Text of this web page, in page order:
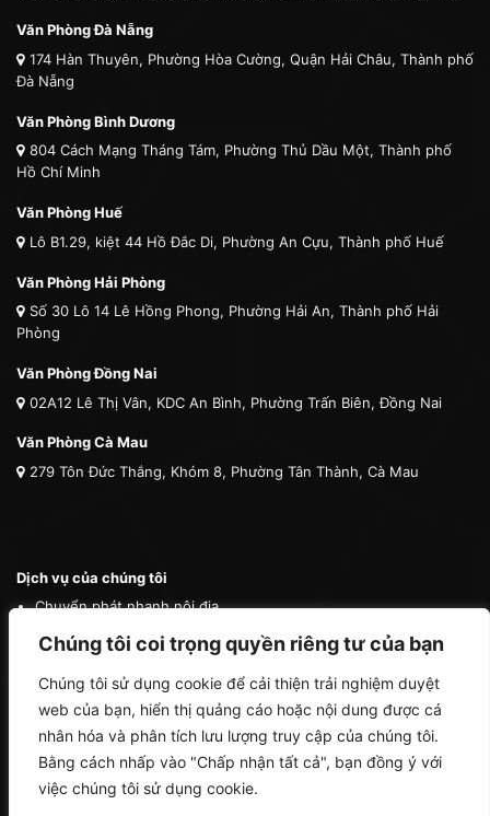
Chúng tôi coi trọng quyền riêng tư của bạn
Chúng tôi sử dụng cookie để cải thiện trải nghiệm duyệt
web của bạn, hiển thị quảng cáo hoặc nội dung được cá
nhân hóa và phân tích lưu lượng truy cập của chúng tôi.
Bằng cách nhấp vào "Chấp nhận tất cả", bạn đồng ý với
việc chúng tôi sử dụng cookie.
Văn Phòng Đà Nẵng
174 Hàn Thuyên, Phường Hòa Cường, Quận Hải Châu, Thành phố
Đà Nẵng
Văn Phòng Bình Dương
804 Cách Mạng Tháng Tám, Phường Thủ Dầu Một, Thành phố
Hồ Chí Minh
Văn Phòng Huế
Lô B1.29, kiệt 44 Hồ Đắc Di, Phường An Cựu, Thành phố Huế
Văn Phòng Hải Phòng
Số 30 Lô 14 Lê Hồng Phong, Phường Hải An, Thành phố Hải
Phòng
Văn Phòng Đồng Nai
02A12 Lê Thị Vân, KDC An Bình, Phường Trấn Biên, Đồng Nai
Văn Phòng Cà Mau
279 Tôn Đức Thắng, Khóm 8, Phường Tân Thành, Cà Mau
Dịch vụ của chúng tôi
Chuyển phát nhanh nội địa
Chuyển phát nhanh quốc tế
Vận chuyển thú cưng
Mua hộ hàng nước ngoài